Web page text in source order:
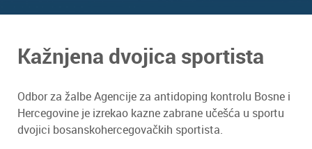
Kažnjena dvojica sportista
Odbor za žalbe Agencije za antidoping kontrolu Bosne i
Hercegovine je izrekao kazne zabrane učešća u sportu
dvojici bosanskohercegovačkih sportista.